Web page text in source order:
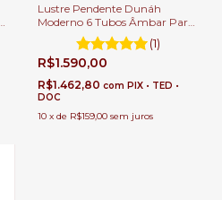
Lustre Pendente Dunáh
Moderno 6 Tubos Âmbar Para
Escadas e Casas Pé Direito
Duplo e Alto.
(1)
R$1.590,00
R$1.462,80 com PIX • TED •
DOC
10 x de R$159,00 sem juros